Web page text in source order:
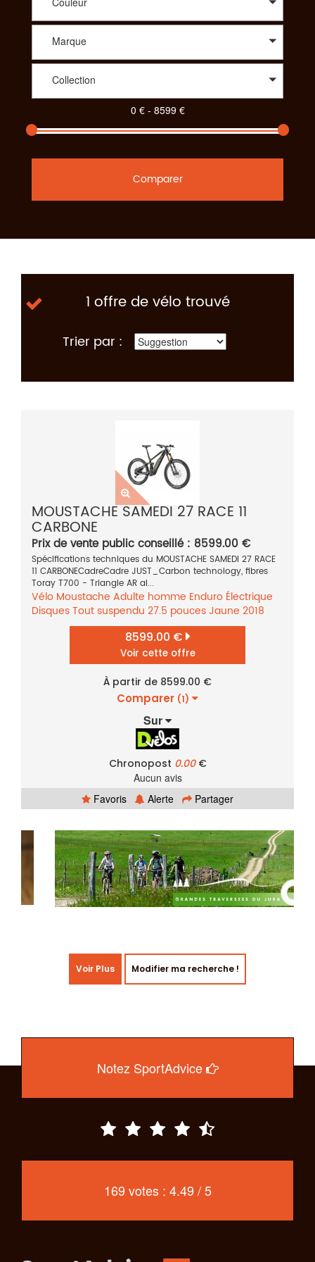
Marque
Collection
Comparer
1 offre de vélo trouvé
Trier par :
MOUSTACHE SAMEDI 27 RACE 11
CARBONE
Prix de vente public conseillé : 8599.00 €
Spécifications techniques du MOUSTACHE SAMEDI 27 RACE
11 CARBONECadreCadre JUST_Carbon technology, fibres
Toray T700 - Triangle AR al...
Vélo Moustache Adulte homme Enduro Électrique
DisquesTout suspendu 27.5 poucesJaune 2018
8599.00 €
Voir cette offre
À partir de 8599.00 €
Comparer (1)
Sur
Chronopost 0.00€
Aucun avis
Favoris
Alerte Partager
Voir Plus Modifier ma recherche !
Notez SportAdvice
169 votes : 4.49 / 5